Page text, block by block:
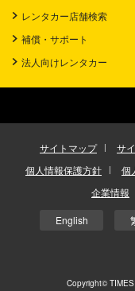
レンタカー店舗検索
補償・サポート
法人向けレンタカー
サイトマップ サ
個人情報保護方針
個
企業情報
English
Copyright©